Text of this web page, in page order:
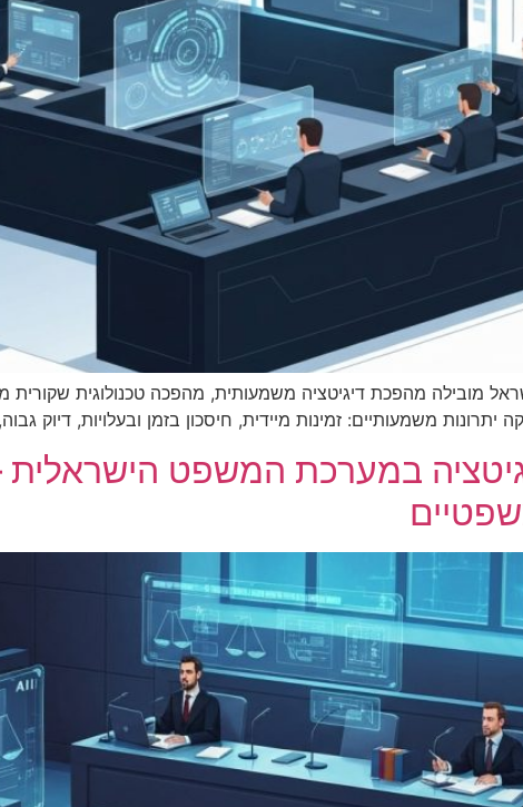
מובילה מהפכת דיגיטציה משמעותית, מהפכה טכנולוגית
משמעותיים: זמינות מיידית, חיסכון בזמן ובעלויות, דיוק
במערכת המשפט הישראלית